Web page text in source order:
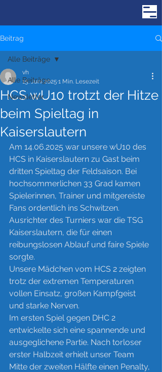
Beitrag
Alle Beiträge
Newsletter
Alle Beiträge
HCS wU10 trotzt der Hitze
beim Spieltag in
Kaiserslautern
vh
15. Juni 2025 1 Min. Lesezeit
Am 14.06.2025 war unsere wU10 des
HCS in Kaiserslautern zu Gast beim
dritten Spieltag der Feldsaison. Bei
hochsommerlichen 33 Grad kamen
Spielerinnen, Trainer und mitgereiste
Fans ordentlich ins Schwitzen.
Ausrichter des Turniers war die TSG
Kaiserslautern, die für einen
reibungslosen Ablauf und faire Spiele
sorgte.
Unsere Mädchen vom HCS 2 zeigten
trotz der extremen Temperaturen
vollen Einsatz, großen Kampfgeist
und starke Nerven.
Im ersten Spiel gegen DHC 2
entwickelte sich eine spannende und
ausgeglichene Partie. Nach torloser
erster Halbzeit erhielt unser Team
Mitte der zweiten Hälfte einen Penalty,